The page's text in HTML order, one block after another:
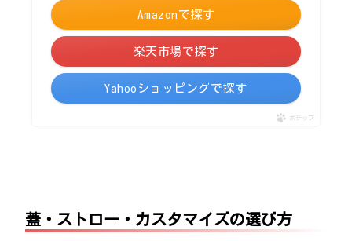
Amazonで探す
楽天市場で探す
Yahooショッピングで探す
ポチップ
蓋・ストロー・カスタマイズの選び方